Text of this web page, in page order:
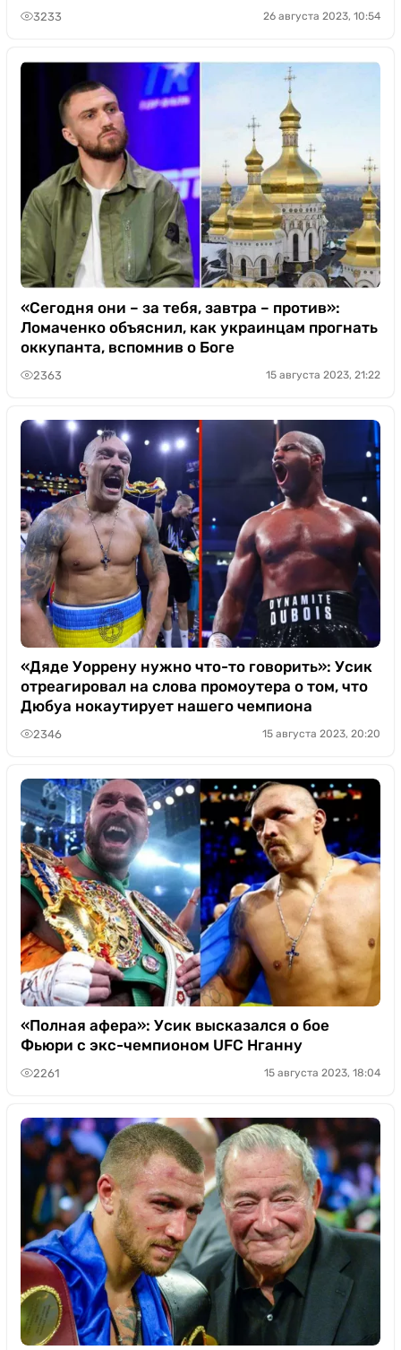
3233 26 августа 2023, 10:54
«Сегодня они – за тебя, завтра – против»:
Ломаченко объяснил, как украинцам прогнать
оккупанта, вспомнив о Боге
2363 15 августа 2023, 21:22
«Дяде Уоррену нужно что-то говорить»: Усик
отреагировал на слова промоутера о том, что
Дюбуа нокаутирует нашего чемпиона
2346 15 августа 2023, 20:20
«Полная афера»: Усик высказался о бое
Фьюри с экс-чемпионом UFC Нганну
2261 15 августа 2023, 18:04